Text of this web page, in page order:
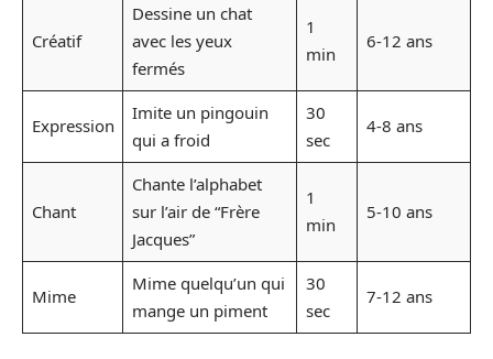
Créatif
Dessine un chat
avec les yeux
fermés
1
min
6-12 ans
Expression
Imite un pingouin
qui a froid
30
sec
4-8 ans
Chant
Chante l’alphabet
sur l’air de “Frère
Jacques”
1
min
5-10 ans
Mime
Mime quelqu’un qui
mange un piment
30
sec
7-12 ans